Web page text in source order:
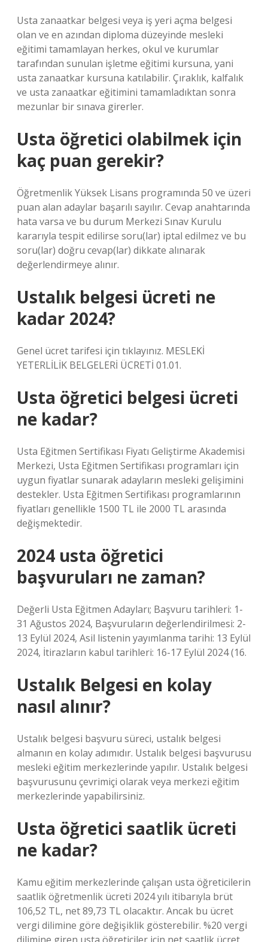
Usta zanaatkar belgesi veya iş yeri açma belgesi
olan ve en azından diploma düzeyinde mesleki
eğitimi tamamlayan herkes, okul ve kurumlar
tarafından sunulan işletme eğitimi kursuna, yani
usta zanaatkar kursuna katılabilir. Çıraklık, kalfalık
ve usta zanaatkar eğitimini tamamladıktan sonra
mezunlar bir sınava girerler.
Usta öğretici olabilmek için
kaç puan gerekir?
Öğretmenlik Yüksek Lisans programında 50 ve üzeri
puan alan adaylar başarılı sayılır. Cevap anahtarında
hata varsa ve bu durum Merkezi Sınav Kurulu
kararıyla tespit edilirse soru(lar) iptal edilmez ve bu
soru(lar) doğru cevap(lar) dikkate alınarak
değerlendirmeye alınır.
Ustalık belgesi ücreti ne
kadar 2024?
Genel ücret tarifesi için tıklayınız. MESLEKİ
YETERLİLİK BELGELERİ ÜCRETİ 01.01.
Usta öğretici belgesi ücreti
ne kadar?
Usta Eğitmen Sertifikası Fiyatı Geliştirme Akademisi
Merkezi, Usta Eğitmen Sertifikası programları için
uygun fiyatlar sunarak adayların mesleki gelişimini
destekler. Usta Eğitmen Sertifikası programlarının
fiyatları genellikle 1500 TL ile 2000 TL arasında
değişmektedir.
2024 usta öğretici
başvuruları ne zaman?
Değerli Usta Eğitmen Adayları; Başvuru tarihleri: 1-
31 Ağustos 2024, Başvuruların değerlendirilmesi: 2-
13 Eylül 2024, Asil listenin yayımlanma tarihi: 13 Eylül
2024, İtirazların kabul tarihleri: 16-17 Eylül 2024 (16.
Ustalık Belgesi en kolay
nasıl alınır?
Ustalık belgesi başvuru süreci, ustalık belgesi
almanın en kolay adımıdır. Ustalık belgesi başvurusu
mesleki eğitim merkezlerinde yapılır. Ustalık belgesi
başvurusunu çevrimiçi olarak veya merkezi eğitim
merkezlerinde yapabilirsiniz.
Usta öğretici saatlik ücreti
ne kadar?
Kamu eğitim merkezlerinde çalışan usta öğreticilerin
saatlik öğretmenlik ücreti 2024 yılı itibarıyla brüt
106,52 TL, net 89,73 TL olacaktır. Ancak bu ücret
vergi dilimine göre değişiklik gösterebilir. %20 vergi